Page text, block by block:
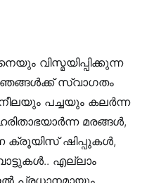
വിസ്മയിപ്പിക്കുന്ന
സ്വാഗതം
പച്ചയും കലർന്ന
മരങ്ങൾ,
ക്രൂയിസ് ഷിപ്പുകൾ,
എല്ലാം
പ്രധാനമായും